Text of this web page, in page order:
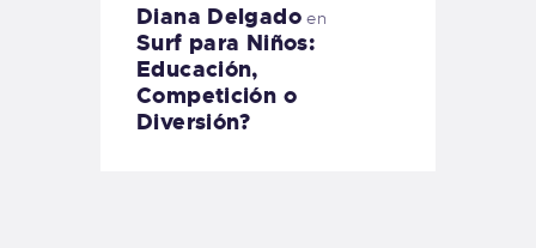
Diana Delgadoen
Surf para Niños:
Educación,
Competición o
Diversión?